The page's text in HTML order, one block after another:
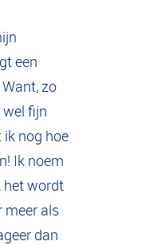
een
zo
fijn
ik nog hoe
Ik noem
het wordt
meer als
dan